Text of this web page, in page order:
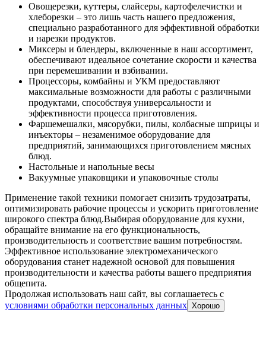
Овощерезки, куттеры, слайсеры, картофелечистки и
хлеборезки – это лишь часть нашего предложения,
специально разработанного для эффективной обработки
и нарезки продуктов.
Миксеры и блендеры, включенные в наш ассортимент,
обеспечивают идеальное сочетание скорости и качества
при перемешивании и взбивании.
Процессоры, комбайны и УКМ предоставляют
максимальные возможности для работы с различными
продуктами, способствуя универсальности и
эффективности процесса приготовления.
Фаршемешалки, мясорубки, пилы, колбасные шприцы и
инъекторы – незаменимое оборудование для
предприятий, занимающихся приготовлением мясных
блюд.
Настольные и напольные весы
Вакуумные упаковщики и упаковочные столы
Применение такой техники помогает снизить трудозатраты,
оптимизировать рабочие процессы и ускорить приготовление
широкого спектра блюд.Выбирая оборудование для кухни,
обращайте внимание на его функциональность,
производительность и соответствие вашим потребностям.
Эффективное использование электромеханического
оборудования станет надежной основой для повышения
производительности и качества работы вашего предприятия
общепита.
Продолжая использовать наш сайт, вы соглашаетесь c
условиями обработки персональных данных Хорошо